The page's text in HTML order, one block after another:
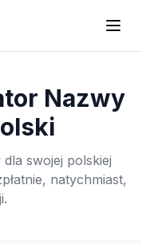
Nazwy
swojej polskiej
natychmiast,